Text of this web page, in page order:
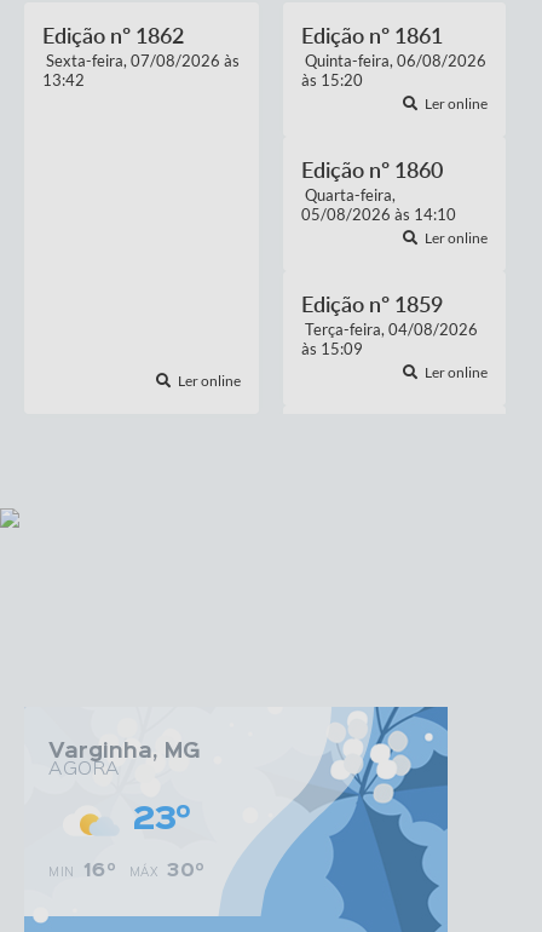
CONCORRÊNCIA ELETRÔNICA 31 AGO 2026
Concorrência Eletrônica nº 02 - 2026 -
6 ANEXOS
Edição nº 1862
Sexta-feira 07/08/2026
13:42
Ler online
Edição nº 1861
Quinta-feira 06/08/2026
15:20
Ler online
Edição nº 1860
Quarta-feira
05/08/2026
14:10
Ler online
Edição nº 1859
Terça-feira 04/08/2026
15:09
Ler online
Varginha, MG
AGORA
23º
MIN 16º MÁX 30º